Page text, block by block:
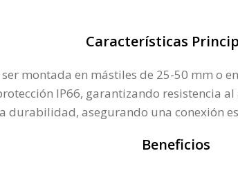
Características
montada en mástiles de 25-50 mm o
IP66, garantizando resistencia
durabilidad, asegurando una conexión
Beneficios